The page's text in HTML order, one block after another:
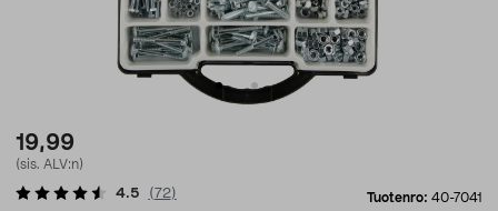
19,99
(sis. ALV:n)
Tuotenro: 40-7041
4.5 (72)